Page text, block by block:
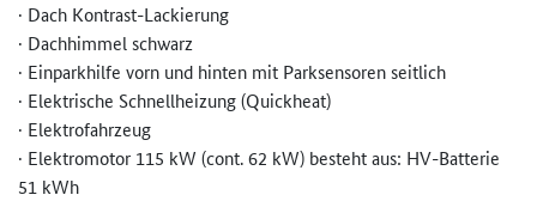
· Dach Kontrast-Lackierung
· Dachhimmel schwarz
· Einparkhilfe vorn und hinten mit Parksensoren seitlich
· Elektrische Schnellheizung (Quickheat)
· Elektrofahrzeug
· Elektromotor 115 kW (cont. 62 kW) besteht aus: HV-Batterie
51 kWh